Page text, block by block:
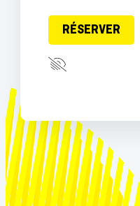
RÉSERVER